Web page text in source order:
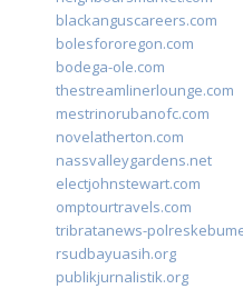
blackanguscareers.com
bolesfororegon.com
bodega-ole.com
thestreamlinerlounge.com
mestrinorubanofc.com
novelatherton.com
nassvalleygardens.net
electjohnstewart.com
omptourtravels.com
tribratanews-
rsudbayuasih.org
publikjurnalistik.org